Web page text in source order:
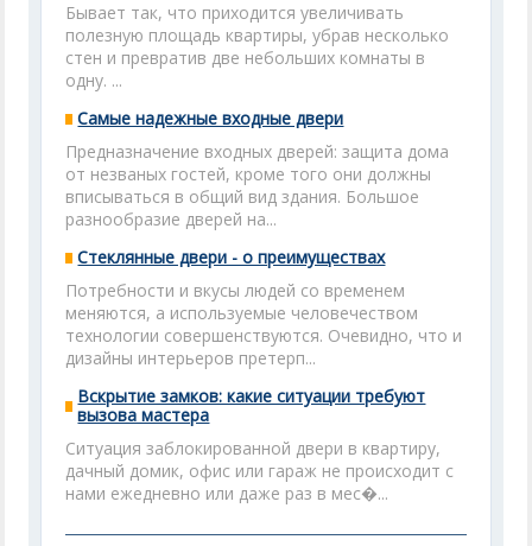
Бывает так, что приходится увеличивать
полезную площадь квартиры, убрав несколько
стен и превратив две небольших комнаты в
одну. ...
Самые надежные входные двери
Предназначение входных дверей: защита дома
от незваных гостей, кроме того они должны
вписываться в общий вид здания. Большое
разнообразие дверей на...
Стеклянные двери - о преимуществах
Потребности и вкусы людей со временем
меняются, а используемые человечеством
технологии совершенствуются. Очевидно, что и
дизайны интерьеров претерп...
Вскрытие замков: какие ситуации требуют
вызова мастера
Ситуация заблокированной двери в квартиру,
дачный домик, офис или гараж не происходит с
нами ежедневно или даже раз в мес�...